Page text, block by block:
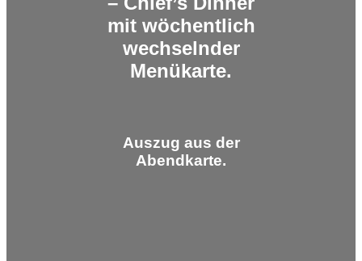
mit wöchentlich
wechselnder
Menükarte.
Auszug aus der
Abendkarte.